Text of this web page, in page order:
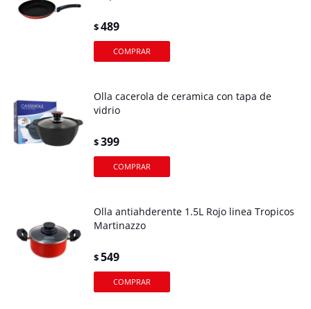
$489
Olla cacerola de ceramica con tapa de
vidrio
$399
Olla antiahderente 1.5L Rojo linea Tropicos
Martinazzo
$549